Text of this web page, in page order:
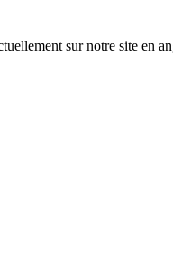
sur notre site en